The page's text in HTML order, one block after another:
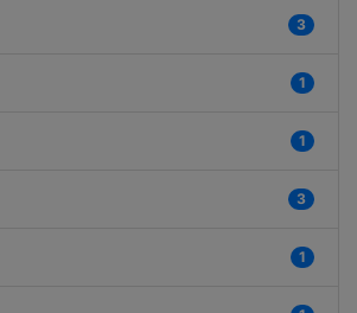
3
1
1
3
1